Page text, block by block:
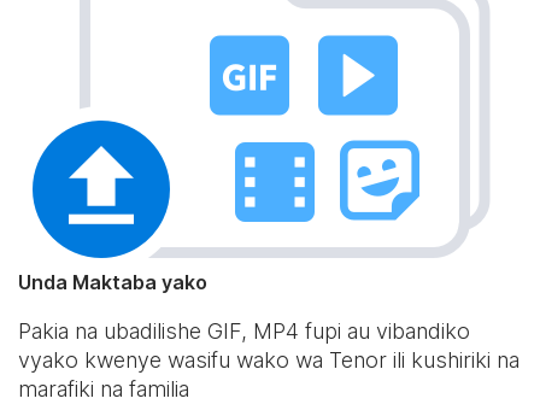
Unda Maktaba yako
Pakia na ubadilishe GIF, MP4 fupi au vibandiko
vyako kwenye wasifu wako wa Tenor ili kushiriki na
marafiki na familia